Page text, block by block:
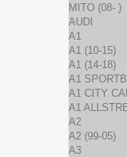
MITO (08- )
AUDI
A1
A1 (10-15)
A1 (14-18)
A1
A1 CITY
A1
A2
A2 (99-05)
A3